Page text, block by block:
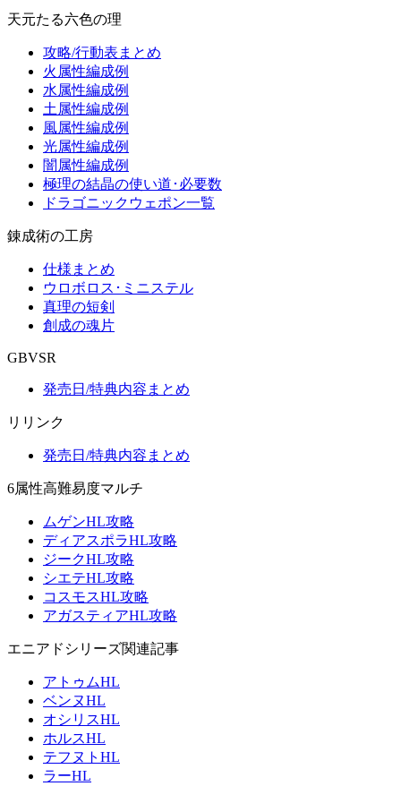
天元たる六色の理
攻略/行動表まとめ
火属性編成例
水属性編成例
土属性編成例
風属性編成例
光属性編成例
闇属性編成例
極理の結晶の使い道･必要数
ドラゴニックウェポン一覧
錬成術の工房
仕様まとめ
ウロボロス･ミニステル
真理の短剣
創成の魂片
GBVSR
発売日/特典内容まとめ
リリンク
発売日/特典内容まとめ
6属性高難易度マルチ
ムゲンHL攻略
ディアスポラHL攻略
ジークHL攻略
シエテHL攻略
コスモスHL攻略
アガスティアHL攻略
エニアドシリーズ関連記事
アトゥムHL
ベンヌHL
オシリスHL
ホルスHL
テフヌトHL
ラーHL